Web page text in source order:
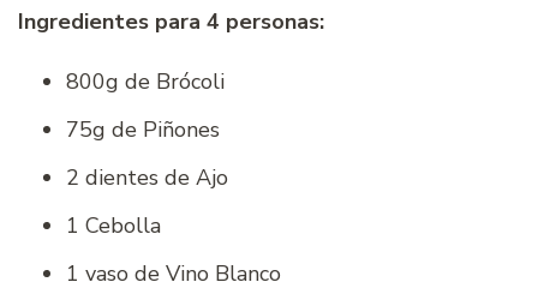
Ingredientes para 4 personas:
800g de Brócoli
75g de Piñones
2 dientes de Ajo
1 Cebolla
1 vaso de Vino Blanco